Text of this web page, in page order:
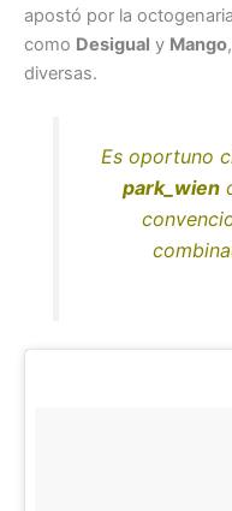
apostó por la octogenaria
como Desigual y Mango
diversas.
Es oportuno
park_wien